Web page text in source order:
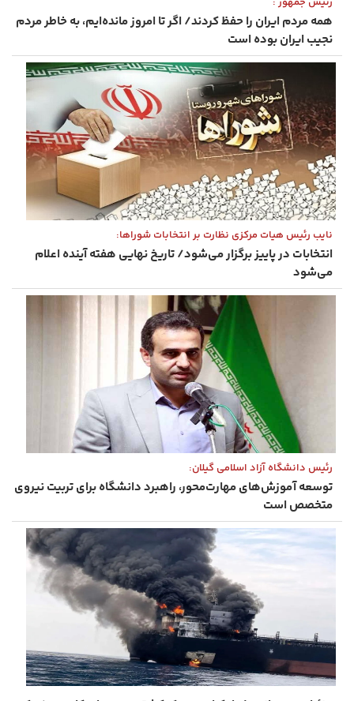
همه مردم ایران را حفظ کردند/ اگر تا امروز مانده‌ایم، به ‌خاطر مردم
نجیب ایران بوده است
نایب رئیس هیات مرکزی نظارت بر انتخابات شوراها:
انتخابات در پاییز برگزار می‌شود/ تاریخ نهایی هفته آینده اعلام
می‌شود
رئیس دانشگاه آزاد اسلامی گیلان:
توسعه آموزش‌های مهارت‌محور، راهبرد دانشگاه برای تربیت نیروی
متخصص است